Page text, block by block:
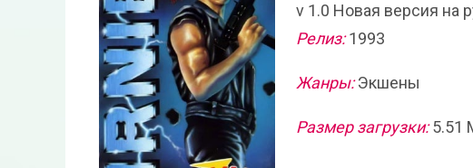
v 1.0 Новая версия на
Релиз:1993
Жанры:Экшены
Размер загрузки:5.51